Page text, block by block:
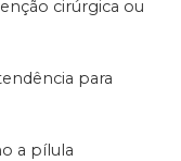
cirúrgica ou
para
a pílula